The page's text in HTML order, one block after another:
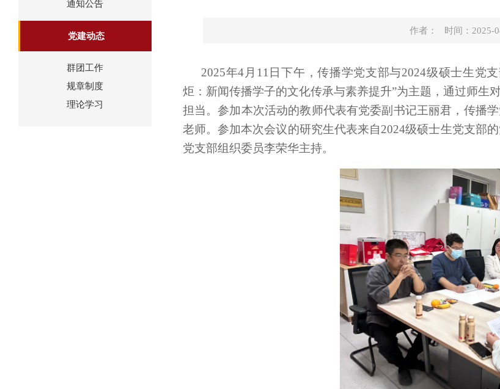
通知公告
党建动态
群团工作
规章制度
理论学习
作者： 时间：2025-
2025年4月11日下午，传播学党支部与2024级硕士生党
炬：新闻传播学子的文化传承与素养提升”为主题，通过师
担当。参加本次活动的教师代表有党委副书记王丽君，传播
老师。参加本次会议的研究生代表来自2024级硕士生党支部
党支部组织委员李荣华主持。